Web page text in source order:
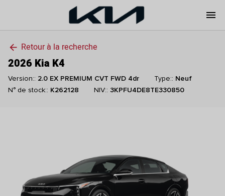
menu
arrow_back Retour à la recherche
2026 Kia K4
Version:: 2.0 EX PREMIUM CVT FWD 4dr Type:: Neuf
N° de stock:: K262128 NIV:: 3KPFU4DE8TE330850